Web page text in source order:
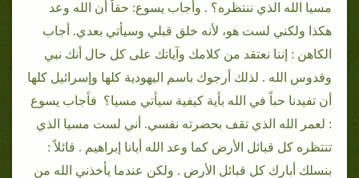
مسيا الله الذي ننتظره؟ . وأجاب يسوع: حقاً أن الله وعد
هكذا ولكني لست هو، لأنه خلق قبلي وسيأتي بعدي. أجاب
الكاهن : إننا نعتقد من كلامك وآياتك على كل حال أنك نبي
وقدوس الله . لذلك أرجوك باسم اليهودية كلها وإسرائيل كلها
أن تفيدنا حباً في الله بأية كيفية سيأتي مسيا؟ فأجاب يسوع
: لعمر الله الذي تقف بحضرته نفسي. أني لست مسيا الذي
تنتظره كل قبائل الأرض كما وعد الله أبانا إبراهيم . قائلاً :
بنسلك أبارك كل قبائل الأرض . ولكن عندما يأخذني الله من